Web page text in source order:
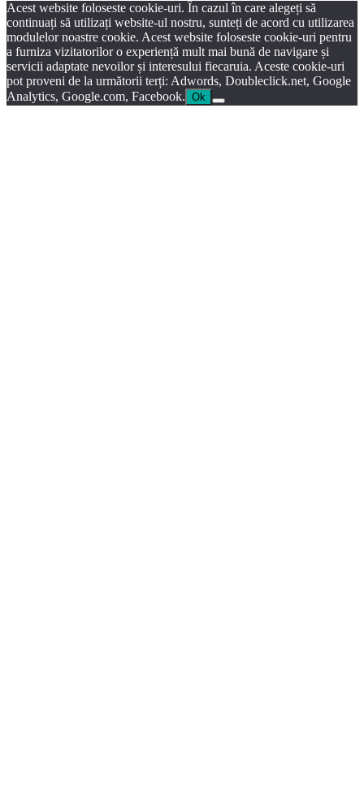
Acest website foloseste cookie-uri. În cazul în care alegeți să
continuați să utilizați website-ul nostru, sunteți de acord cu utilizarea
modulelor noastre cookie. Acest website foloseste cookie-uri pentru
a furniza vizitatorilor o experiență mult mai bună de navigare și
servicii adaptate nevoilor și interesului fiecaruia. Aceste cookie-uri
pot proveni de la următorii terți: Adwords, Doubleclick.net, Google
Analytics, Google.com, Facebook. Ok